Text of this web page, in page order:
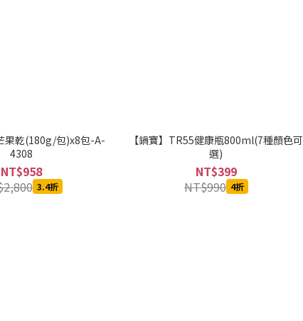
果乾(180g/包)x8包-A-
4308
NT$958
3.4折
【鍋寶】TR55健康瓶800ml(7種顏色可
選)
NT$399
NT$990 4折